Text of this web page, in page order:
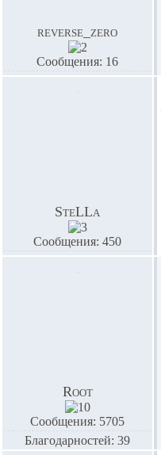
reverse_zero
Сообщения: 16
SteLLa
Сообщения: 450
Root
Сообщения: 5705
Благодарностей: 39